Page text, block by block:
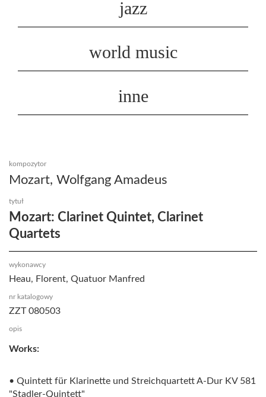
jazz
world music
inne
kompozytor
Mozart, Wolfgang Amadeus
tytuł
Mozart: Clarinet Quintet, Clarinet
Quartets
wykonawcy
Heau, Florent, Quatuor Manfred
nr katalogowy
ZZT 080503
opis
Works:
• Quintett für Klarinette und Streichquartett A-Dur KV 581
"Stadler-Quintett"